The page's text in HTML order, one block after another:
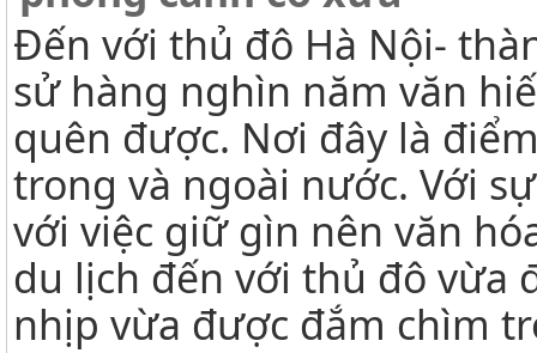
Đến với thủ đô Hà Nội-
sử hàng nghìn năm văn
quên được. Nơi đây là
trong và ngoài nước. Với
với việc giữ gìn nên văn
du lịch đến với thủ đô vừa
nhịp vừa được đắm chìm